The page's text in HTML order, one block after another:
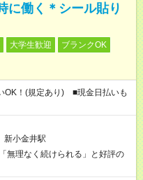
に働く＊シール貼り
大学生歓迎
ブランクOK
！(規定あり) ■現金日払いも
新小金井駅
無理なく続けられる」と好評の